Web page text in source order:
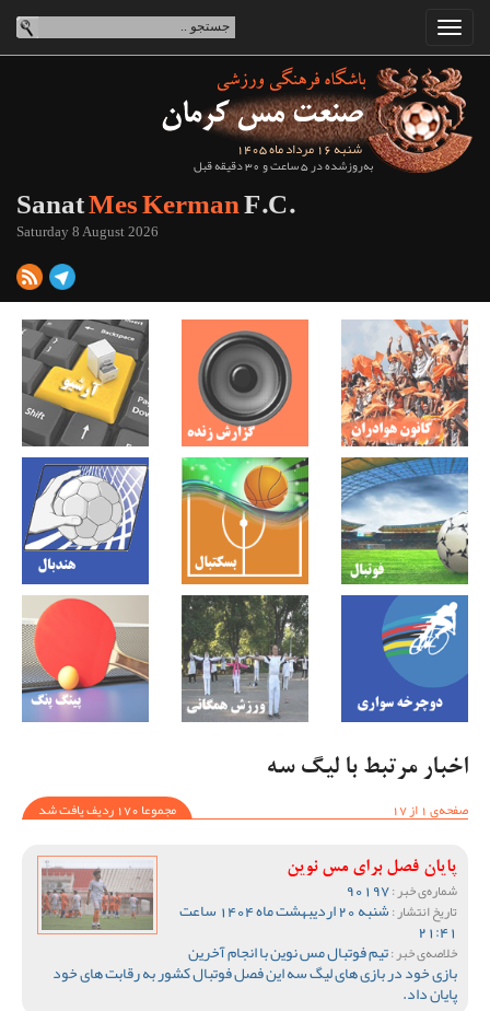
شنبه 16 مرداد ماه 1405
به‌روزشده در 5 ساعت و 30 دقیقه قبل
SanatMes KermanF.C.
Saturday 8 August 2026
اخبار مرتبط با لیگ سه
صفحه‌ی 1 از 17
مجموعا 170 ردیف یافت شد
پایان فصل برای مس نوین
شماره‌ی خبر :
تاریخ انتشار : شنبه 20 اردیبهشت ماه 1404 ساعت
21:41
خلاصه‌ی خبر :تیم فوتبال مس نوین با انجام آخرین
بازی خود در بازی های لیگ سه این فصل فوتبال کشور به رقابت های خود
پایان داد.